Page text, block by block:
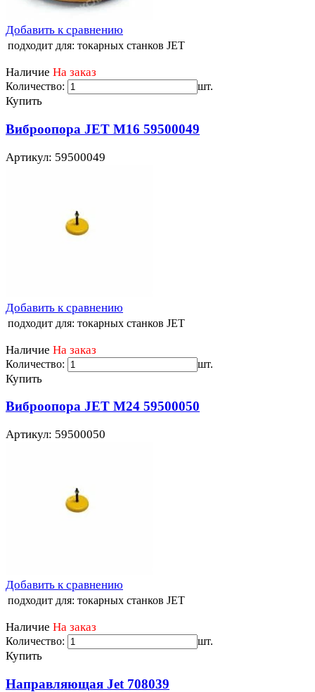
Добавить к сравнению
подходит для: токарных станков JET
Наличие На заказ
Количество: шт.
Купить
Виброопора JET М16 59500049
Артикул: 59500049
Добавить к сравнению
подходит для: токарных станков JET
Наличие На заказ
Количество: шт.
Купить
Виброопора JET М24 59500050
Артикул: 59500050
Добавить к сравнению
подходит для: токарных станков JET
Наличие На заказ
Количество: шт.
Купить
Направляющая Jet 708039